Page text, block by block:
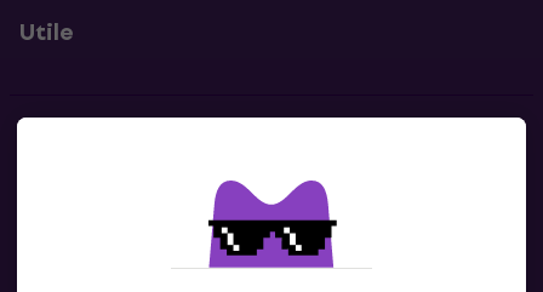
Utile
Contacte nous